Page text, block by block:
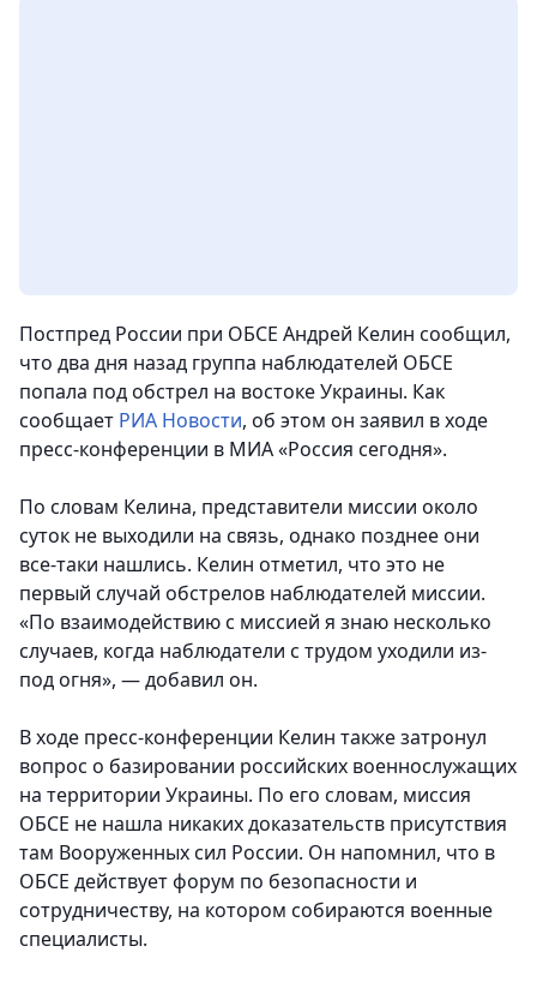
Постпред России при ОБСЕ Андрей Келин сообщил,
что два дня назад группа наблюдателей ОБСЕ
попала под обстрел на востоке Украины. Как
сообщает РИА Новости, об этом он заявил в ходе
пресс-конференции в МИА «Россия сегодня».
По словам Келина, представители миссии около
суток не выходили на связь, однако позднее они
все-таки нашлись. Келин отметил, что это не
первый случай обстрелов наблюдателей миссии.
«По взаимодействию с миссией я знаю несколько
случаев, когда наблюдатели с трудом уходили из-
под огня», — добавил он.
В ходе пресс-конференции Келин также затронул
вопрос о базировании российских военнослужащих
на территории Украины. По его словам, миссия
ОБСЕ не нашла никаких доказательств присутствия
там Вооруженных сил России. Он напомнил, что в
ОБСЕ действует форум по безопасности и
сотрудничеству, на котором собираются военные
специалисты.